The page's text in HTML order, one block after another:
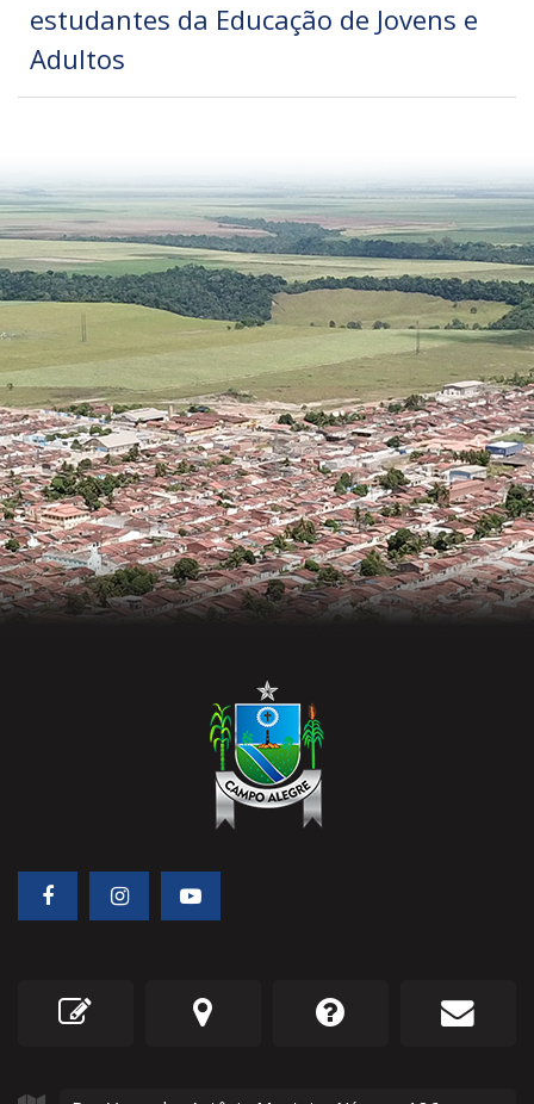
estudantes da Educação de Jovens e
Adultos